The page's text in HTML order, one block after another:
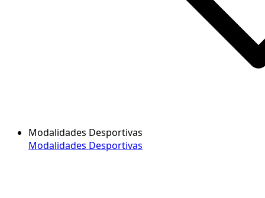
Modalidades Desportivas
Modalidades Desportivas